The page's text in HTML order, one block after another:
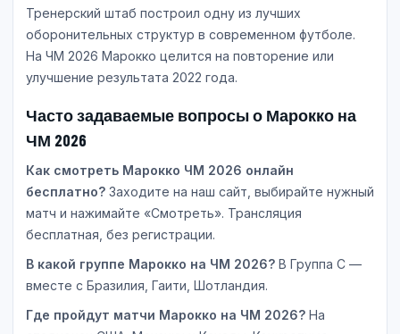
Тренерский штаб построил одну из лучших
оборонительных структур в современном футболе.
На ЧМ 2026 Марокко целится на повторение или
улучшение результата 2022 года.
Часто задаваемые вопросы о Марокко на
ЧМ 2026
Как смотреть Марокко ЧМ 2026 онлайн
бесплатно? Заходите на наш сайт, выбирайте нужный
матч и нажимайте «Смотреть». Трансляция
бесплатная, без регистрации.
В какой группе Марокко на ЧМ 2026? В Группа C —
вместе с Бразилия, Гаити, Шотландия.
Где пройдут матчи Марокко на ЧМ 2026? На